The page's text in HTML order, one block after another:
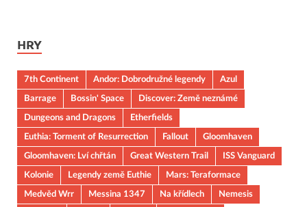
HRY
7th Continent Andor: Dobrodružné legendy
Azul
Barrage
Bossin' Space
Discover: Země neznámé
Dungeons and Dragons
Etherfields
Euthia: Torment of Resurrection
Fallout
Gloomhaven
Gloomhaven: Lví chřtán
Great Western Trail
ISS Vanguard
Kolonie
Legendy země Euthie
Mars: Teraformace
Medvěd Wrr
Messina 1347 Na křídlech
Nemesis